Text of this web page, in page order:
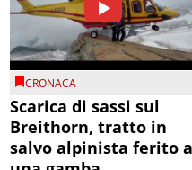
CRONACA
Scarica di sassi sul
Breithorn, tratto in
salvo alpinista ferito a